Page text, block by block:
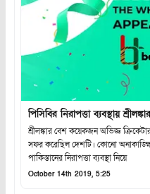
পিসিবির নিরাপত্তা ব্যবস্থায়
শ্রীলঙ্কার বেশ কয়েকজন অভিজ্ঞ
সফর করেছিল দেশটি। কোনো
পাকিস্তানের নিরাপত্তা ব্যবস্থা নিয়ে
October 14th 2019, 5:25